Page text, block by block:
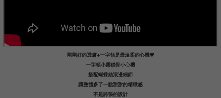
剛剛好的透膚+一字領是最溫柔的心機💗
一字領小露鎖骨小心機
搭配蝴蝶結滾邊細節
讓整體多了一點甜甜的精緻感
不是誇張的設計